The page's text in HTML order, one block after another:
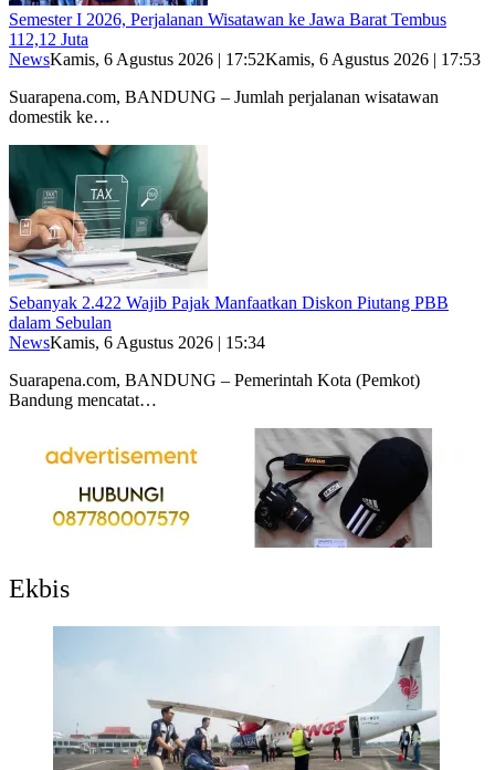
Semester I 2026, Perjalanan Wisatawan ke Jawa Barat Tembus
112,12 Juta
NewsKamis, 6 Agustus 2026 | 17:52Kamis, 6 Agustus 2026 | 17:53
Suarapena.com, BANDUNG – Jumlah perjalanan wisatawan
domestik ke…
Sebanyak 2.422 Wajib Pajak Manfaatkan Diskon Piutang PBB
dalam Sebulan
NewsKamis, 6 Agustus 2026 | 15:34
Suarapena.com, BANDUNG – Pemerintah Kota (Pemkot)
Bandung mencatat…
Ekbis